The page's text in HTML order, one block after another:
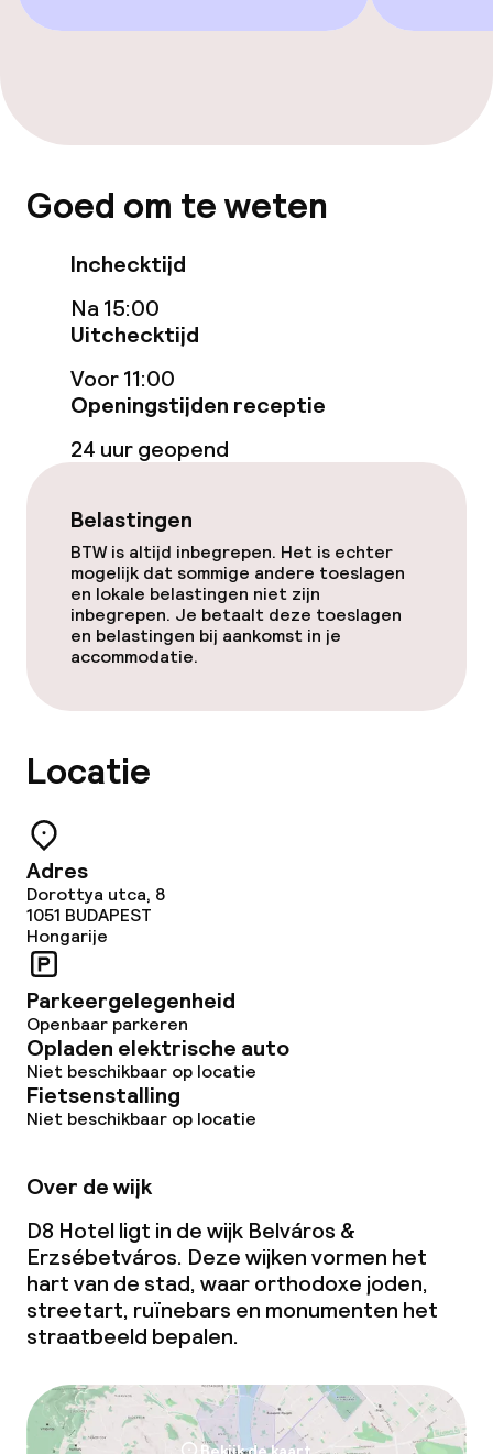
Eet- en drinkdiensten
Ontbijtbuffet
Dieetopties
Glutenvrije opties
Schoonmaakvoorzieningen
Wasservice
Beleid
Overal rookvrij
Vrijgezellenfeesten of andere feesten
niet toegestaan
Goed om te weten
Inchecktijd
Na 15:00
Uitchecktijd
Voor 11:00
Openingstijden receptie
24 uur geopend
Belastingen
BTW is altijd inbegrepen. Het is echter
mogelijk dat sommige andere toeslagen
en lokale belastingen niet zijn
inbegrepen. Je betaalt deze toeslagen
en belastingen bij aankomst in je
accommodatie.
Locatie
Adres
Dorottya utca, 8
1051 BUDAPEST
Hongarije
Parkeergelegenheid
Openbaar parkeren
Opladen elektrische auto
Niet beschikbaar op locatie
Fietsenstalling
Niet beschikbaar op locatie
Over de wijk
D8 Hotel ligt in de wijk Belváros &
Erzsébetváros. Deze wijken vormen het
hart van de stad, waar orthodoxe joden,
streetart, ruïnebars en monumenten het
straatbeeld bepalen.